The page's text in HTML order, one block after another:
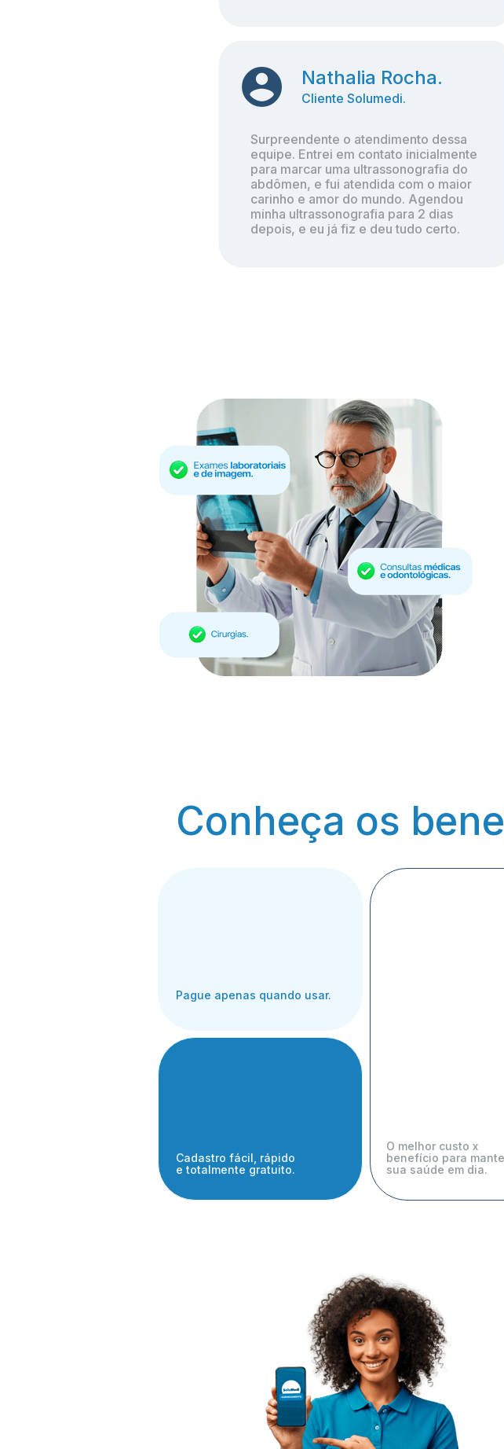
Nathalia Rocha.
Nathalia Rocha.
Cliente Solumedi.
Cliente Solumedi.
Surpreendente o atendimento dessa
equipe. Entrei em contato inicialmente
para marcar uma ultrassonografia do
abdômen, e fui atendida com o maior
carinho e amor do mundo. Agendou
minha ultrassonografia para 2 dias
depois, e eu já fiz e deu tudo certo.
Surpreendente o atendimento dessa
equipe. Entrei em contato inicialmente
para marcar uma ultrassonografia do
abdômen, e fui atendida com o maior
carinho e amor do mundo. Agendou
minha ultrassonografia para 2 dias
depois, e eu já fiz e deu tudo certo.
Conheça os
Pague apenas quando usar.
O melhor custo x
benefício para
sua saúde em dia.
Cadastro fácil, rápido
e totalmente gratuito.